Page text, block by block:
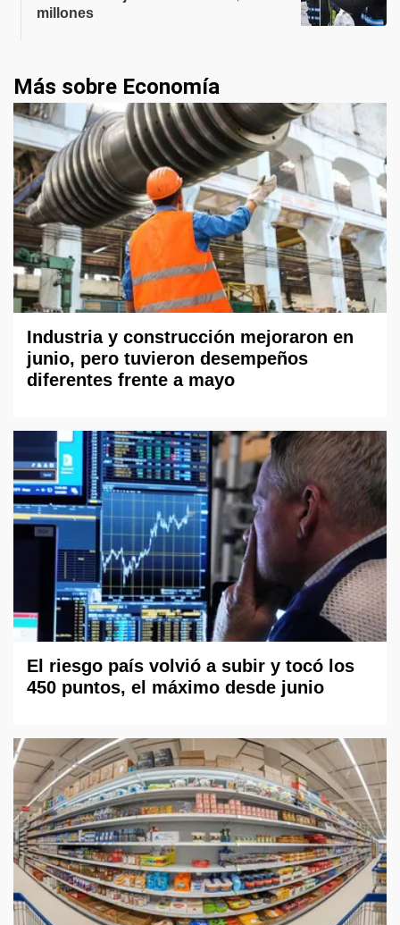
millones
Más sobre Economía
Industria y construcción mejoraron en
junio, pero tuvieron desempeños
diferentes frente a mayo
El riesgo país volvió a subir y tocó los
450 puntos, el máximo desde junio